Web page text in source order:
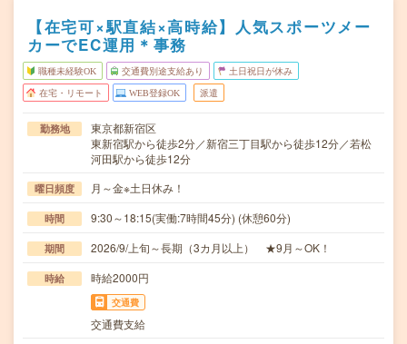
【在宅可×駅直結×高時給】人気スポーツメー
カーでEC運用＊事務
職種未経験OK 交通費別途支給あり 土日祝日が休み
在宅・リモート WEB登録OK 派遣
勤務地
東京都新宿区
東新宿駅から徒歩2分／新宿三丁目駅から徒歩12分／若松
河田駅から徒歩12分
曜日頻度 月～金※土日休み！
時間 9:30～18:15(実働:7時間45分) (休憩60分)
期間 2026/9/上旬～長期（3カ月以上） ★9月～OK！
時給 時給2000円
交通費
交通費支給